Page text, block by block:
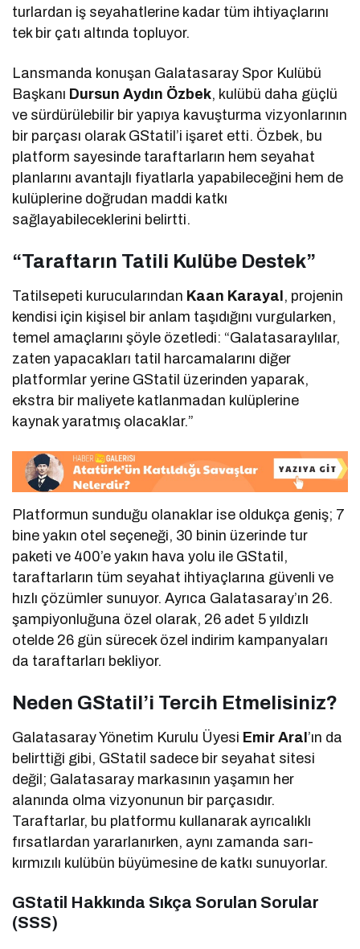
turlardan iş seyahatlerine kadar tüm ihtiyaçlarını
tek bir çatı altında topluyor.
Lansmanda konuşan Galatasaray Spor Kulübü
Başkanı Dursun Aydın Özbek, kulübü daha güçlü
ve sürdürülebilir bir yapıya kavuşturma vizyonlarının
bir parçası olarak GStatil’i işaret etti. Özbek, bu
platform sayesinde taraftarların hem seyahat
planlarını avantajlı fiyatlarla yapabileceğini hem de
kulüplerine doğrudan maddi katkı
sağlayabileceklerini belirtti.
“Taraftarın Tatili Kulübe Destek”
Tatilsepeti kurucularından Kaan Karayal, projenin
kendisi için kişisel bir anlam taşıdığını vurgularken,
temel amaçlarını şöyle özetledi: “Galatasaraylılar,
zaten yapacakları tatil harcamalarını diğer
platformlar yerine GStatil üzerinden yaparak,
ekstra bir maliyete katlanmadan kulüplerine
kaynak yaratmış olacaklar.”
Platformun sunduğu olanaklar ise oldukça geniş; 7
bine yakın otel seçeneği, 30 binin üzerinde tur
paketi ve 400’e yakın hava yolu ile GStatil,
taraftarların tüm seyahat ihtiyaçlarına güvenli ve
hızlı çözümler sunuyor. Ayrıca Galatasaray’ın 26.
şampiyonluğuna özel olarak, 26 adet 5 yıldızlı
otelde 26 gün sürecek özel indirim kampanyaları
da taraftarları bekliyor.
Neden GStatil’i Tercih Etmelisiniz?
Galatasaray Yönetim Kurulu Üyesi Emir Aral’ın da
belirttiği gibi, GStatil sadece bir seyahat sitesi
değil; Galatasaray markasının yaşamın her
alanında olma vizyonunun bir parçasıdır.
Taraftarlar, bu platformu kullanarak ayrıcalıklı
fırsatlardan yararlanırken, aynı zamanda sarı-
kırmızılı kulübün büyümesine de katkı sunuyorlar.
GStatil Hakkında Sıkça Sorulan Sorular
(SSS)